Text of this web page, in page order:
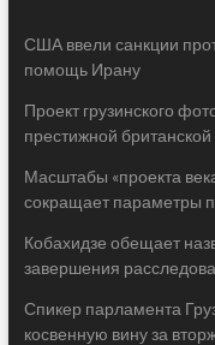
США ввели санкции
помощь Ирану
Проект грузинского
престижной
Масштабы «проекта
сокращает параметры
Кобахидзе обещает
завершения
Спикер парламента
косвенную вину за